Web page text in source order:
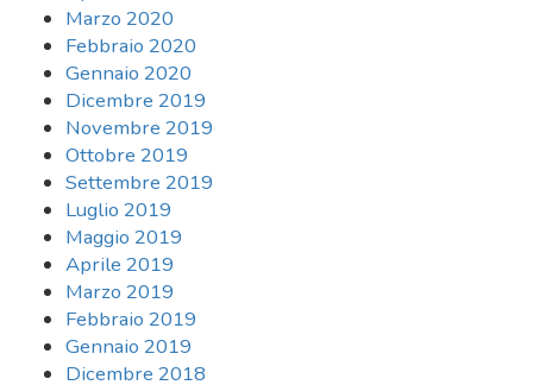
Marzo 2020
Febbraio 2020
Gennaio 2020
Dicembre 2019
Novembre 2019
Ottobre 2019
Settembre 2019
Luglio 2019
Maggio 2019
Aprile 2019
Marzo 2019
Febbraio 2019
Gennaio 2019
Dicembre 2018